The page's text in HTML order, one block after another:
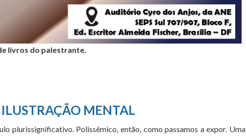
livros do palestrante.
MENTAL
plurissignificativo. Polissêmico, então, como passamos a expor. Uma